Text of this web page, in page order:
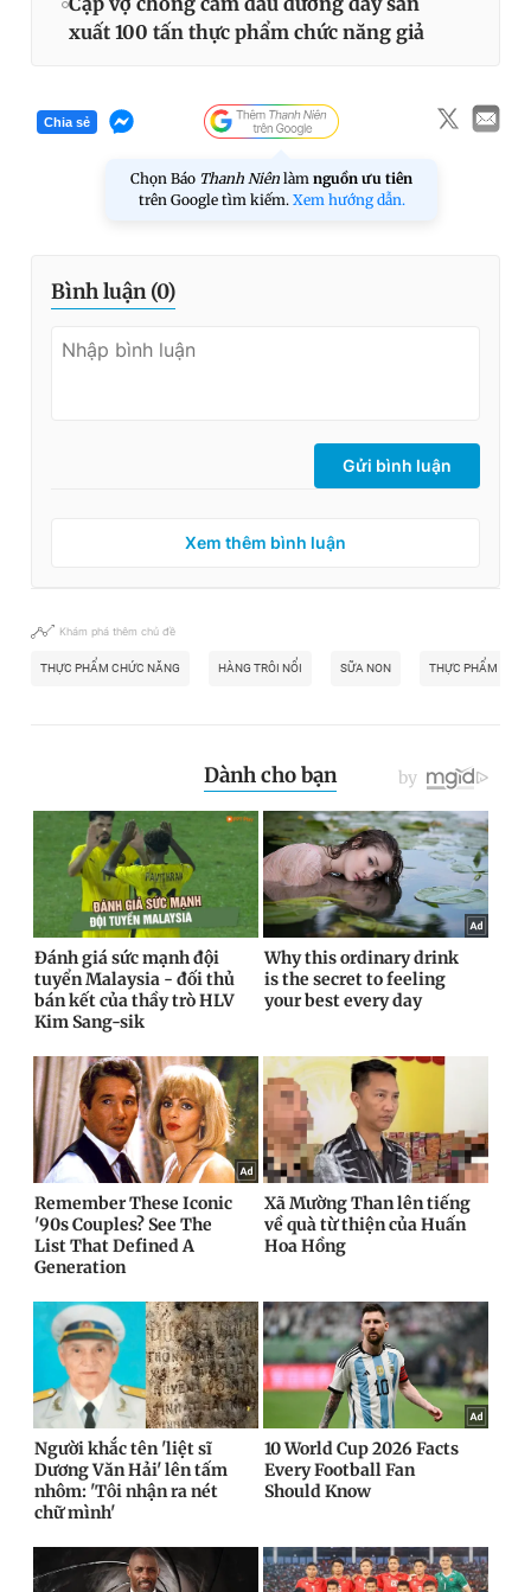
xuất 100 tấn thực phẩm chức năng giả
Chia sẻ
Chọn Báo Thanh Niên làm nguồn ưu tiên
trên Google tìm kiếm. Xem hướng dẫn.
Bình luận (0)
Gửi bình luận
Xem thêm bình luận
Khám phá thêm chủ đề
THỰC PHẨM CHỨC NĂNG HÀNG TRÔI NỔI SỮA NON THỰC PHẨM BỔ